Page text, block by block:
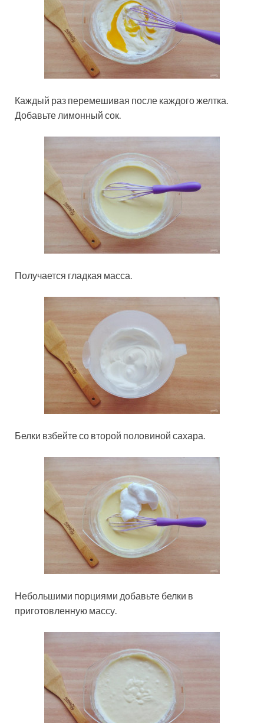
Каждый раз перемешивая после каждого желтка.
Добавьте лимонный сок.
Получается гладкая масса.
Белки взбейте со второй половиной сахара.
Небольшими порциями добавьте белки в
приготовленную массу.